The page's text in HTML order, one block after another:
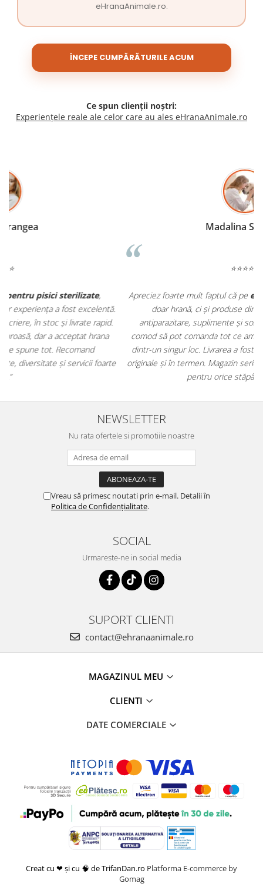
eHranaAnimale.ro.
ÎNCEPE CUMPĂRĂTURILE ACUM
Ce spun clienții noștri:
Experiențele reale ale celor care au ales eHranaAnimale.ro
Apreciez foarte mult faptul că peehranaanimale.rogăsesc nu
doar hrană, ci și produse din
farmacia veterinară:
antiparazitare, suplimente și soluții de îngrijire. Este foarte
comod să pot comanda tot ce am nevoie pentru animalul meu
dintr-un singur loc. Livrarea a fost rapidă, iar produsele au fost
originale și în termen. Magazin serios, bine organizat și foarte util
pentru orice stăpân de animale.
NEWSLETTER
Nu rata ofertele si promotiile noastre
Vreau să primesc noutati prin e-mail. Detalii în
Politica de Confidențialitate.
SOCIAL
Urmareste-ne in social media
SUPORT CLIENTI
contact@ehranaanimale.ro
MAGAZINUL MEU
CLIENTI
DATE COMERCIALE
Creat cu ❤ și cu 🧠 de TrifanDan.ro Platforma E-commerce by
Gomag